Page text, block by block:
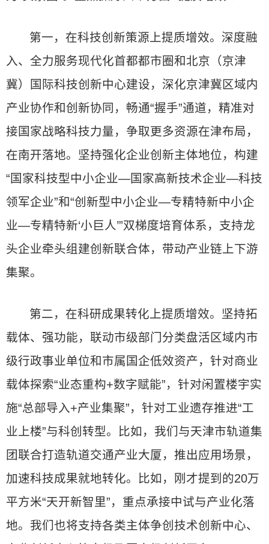
第一，在科技创新策源上提质增效。深度融
入、全力服务现代化首都都市圈和北京（京津
冀）国际科技创新中心建设，深化京津冀区域内
产业协作和创新协同，畅通“握手”通道，精准对
接国家战略科技力量，争取更多资源在津布局，
在南开落地。坚持强化企业创新主体地位，构建
“国家科技型中小企业—国家高新技术企业—科技
领军企业”和“创新型中小企业—专精特新中小企
业—专精特新‘小巨人’”双梯度培育体系，支持龙
头企业牵头组建创新联合体，带动产业链上下游
集聚。
第二，在科研成果转化上提质增效。坚持拓
载体、强功能，联动市级部门分类盘活区域内市
级行政事业单位和市属国企低效资产，针对商业
载体探索“业态重构+数字赋能”，针对闲置楼宇实
施“总部导入+产业集聚”，针对工业遗存推进“工
业上楼”与科创转型。比如，我们与天津市轨道集
团联合打造轨道交通产业大厦，推出应用场景，
加速科技成果就地转化。比如，刚才提到的20万
平方米“天开新智里”，重点承接中试与产业化落
地。我们也将支持各类主体争创技术创新中心、